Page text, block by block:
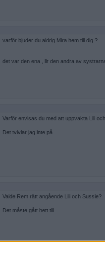
varför bjuder du aldrig Mira hem till dig ?
det var den ena , llr den andra av
Varför envisas du med att uppvakta Lili
Det tvivlar jag inte på
Valde Rem rätt angående Lili och Sussie?
Det måste gått hett till